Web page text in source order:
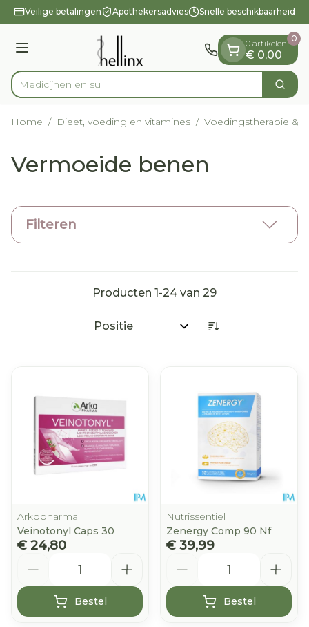
Ga naar de inhoud
1 van 1
Veilige betalingen Apothekersadvies Snelle beschikbaarheid
Menu
Product, merk, categorie... Zoek
0 artikelen
€ 0,00
0
Home / Dieet, voeding en vitamines / Voedingstherapie &
Vermoeide benen
Filteren
Producten 1-24 van 29
Sorteer op:
Arkopharma
Veinotonyl Caps 30
€ 24,80
Bestel
Nutrissentiel
Zenergy Comp 90 Nf
€ 39,99
Bestel